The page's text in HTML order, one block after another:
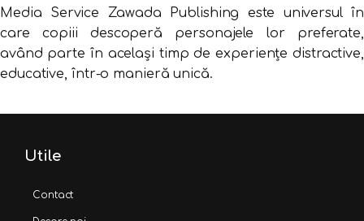
Media Service Zawada Publishing este universul în
care copiii descoperă personajele lor preferate,
având parte în același timp de experiențe distractive,
educative, într-o manieră unică.
Utile
Contact